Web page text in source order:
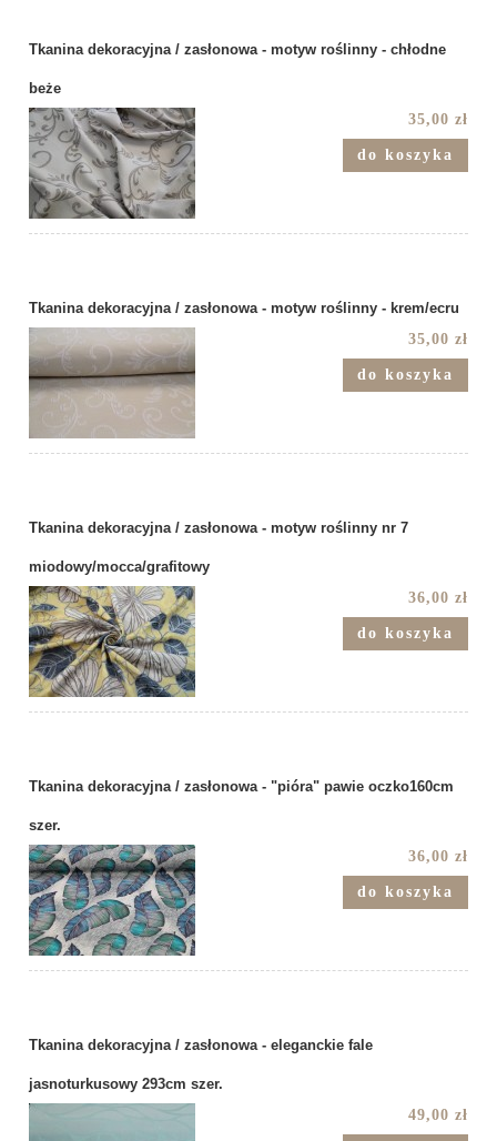
Tkanina dekoracyjna / zasłonowa - motyw roślinny - chłodne
beże
35,00 zł
do koszyka
Tkanina dekoracyjna / zasłonowa - motyw roślinny - krem/ecru
35,00 zł
do koszyka
Tkanina dekoracyjna / zasłonowa - motyw roślinny nr 7
miodowy/mocca/grafitowy
36,00 zł
do koszyka
Tkanina dekoracyjna / zasłonowa - "pióra" pawie oczko160cm
szer.
36,00 zł
do koszyka
Tkanina dekoracyjna / zasłonowa - eleganckie fale
jasnoturkusowy 293cm szer.
49,00 zł